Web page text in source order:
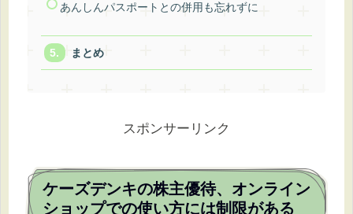
あんしんパスポートとの併用も忘れずに
まとめ
スポンサーリンク
ケーズデンキの株主優待、オンライン
ショップでの使い方には制限がある